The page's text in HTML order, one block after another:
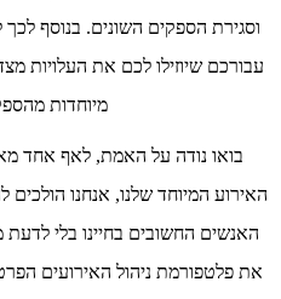
וסגירת הספקים השונים. בנוסף
עבורכם שיוזילו לכם את העלויות
מיוחדות
בואו נודה על האמת, לאף אחד
האירוע המיוחד שלנו, אנחנו
האנשים החשובים בחיינו בלי
את פלטפורמת ניהול האירועים